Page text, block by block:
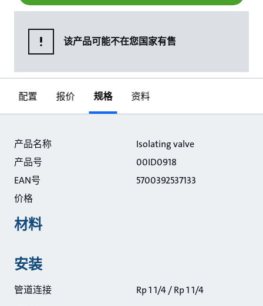
该产品可能不在您国家有售
配置 报价 规格 资料
产品名称
Isolating valve
产品号
00ID0918
EAN号
5700392537133
价格
材料
安装
管道连接 Rp 1 1/4 / Rp 1 1/4